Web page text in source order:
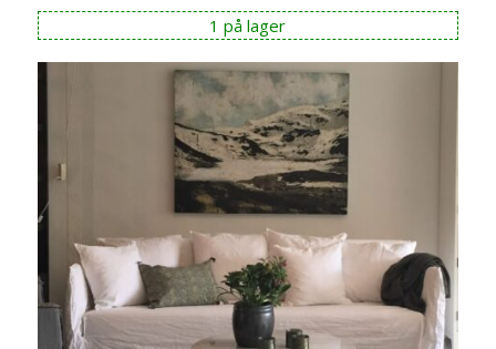
1 på lager